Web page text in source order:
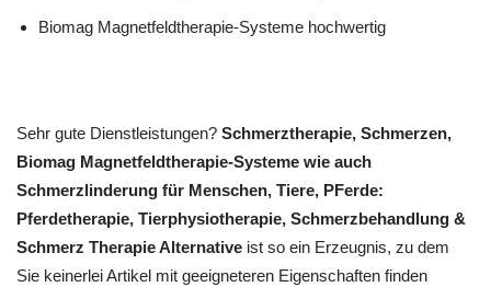
Biomag Magnetfeldtherapie-Systeme hochwertig
Sehr gute Dienstleistungen? Schmerztherapie, Schmerzen,
Biomag Magnetfeldtherapie-Systeme wie auch
Schmerzlinderung für Menschen, Tiere, PFerde:
Pferdetherapie, Tierphysiotherapie, Schmerzbehandlung &
Schmerz Therapie Alternative ist so ein Erzeugnis, zu dem
Sie keinerlei Artikel mit geeigneteren Eigenschaften finden